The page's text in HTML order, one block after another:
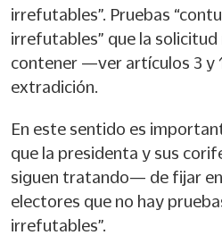
irrefutables”. Pruebas
irrefutables” que la
contener —ver artículos 3 y
extradición.
En este sentido es
que la presidenta y sus
siguen tratando— de fijar
electores que no hay
irrefutables”.